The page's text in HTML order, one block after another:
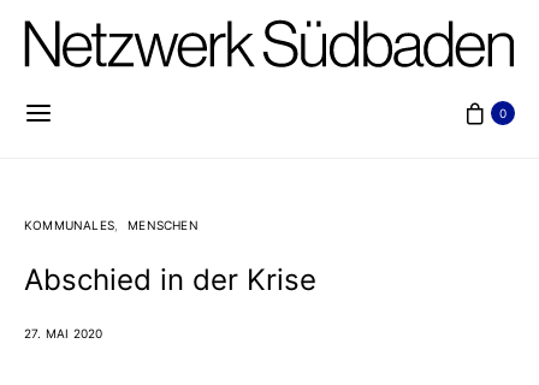
0
KOMMUNALES MENSCHEN
Abschied in der Krise
27. MAI 2020